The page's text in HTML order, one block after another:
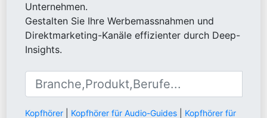
Unternehmen.
Gestalten Sie Ihre Werbemassnahmen und
Direktmarketing-Kanäle effizienter durch Deep-
Insights.
Kopfhörer Kopfhörer für Audio-Guides
Kopfhörer für